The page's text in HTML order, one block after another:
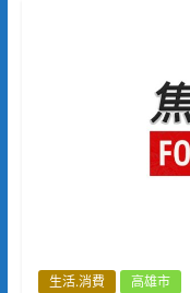
生活.消費 高雄市